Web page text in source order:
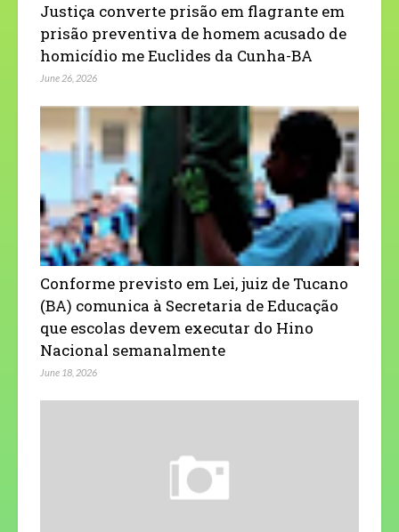
Justiça converte prisão em flagrante em
prisão preventiva de homem acusado de
homicídio me Euclides da Cunha-BA
June 26, 2026
Conforme previsto em Lei, juiz de Tucano
(BA) comunica à Secretaria de Educação
que escolas devem executar do Hino
Nacional semanalmente
June 18, 2026